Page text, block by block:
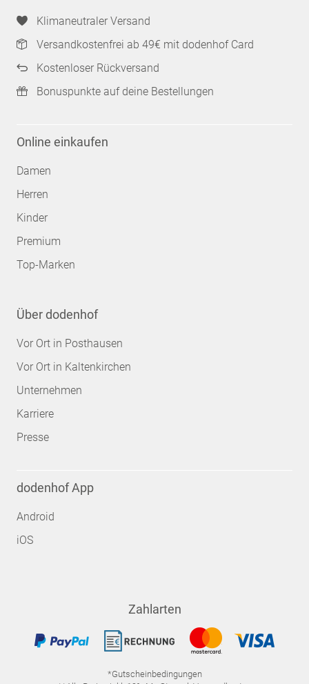
Klimaneutraler Versand
Versandkostenfrei ab 49€ mit dodenhof Card
Kostenloser Rückversand
Bonuspunkte auf deine Bestellungen
Online einkaufen
Damen
Herren
Kinder
Premium
Top-Marken
Über dodenhof
Vor Ort in Posthausen
Vor Ort in Kaltenkirchen
Unternehmen
Karriere
Presse
dodenhof App
Android
iOS
Zahlarten
*Gutscheinbedingungen